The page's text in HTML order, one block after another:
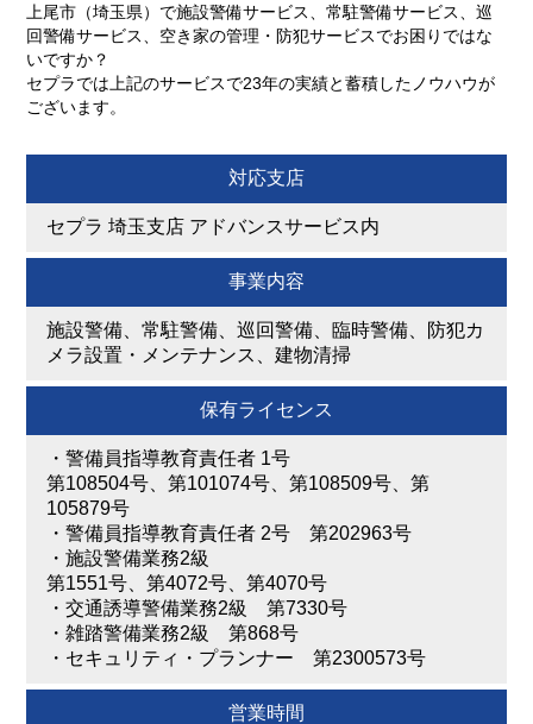
上尾市（埼玉県）で施設警備サービス、常駐警備サービス、巡
回警備サービス、空き家の管理・防犯サービスでお困りではな
いですか？
セプラでは上記のサービスで23年の実績と蓄積したノウハウが
ございます。
対応支店
セプラ 埼玉支店 アドバンスサービス内
事業内容
施設警備、常駐警備、巡回警備、臨時警備、防犯カ
メラ設置・メンテナンス、建物清掃
保有ライセンス
・ 警備員指導教育責任者 1号
第108504号、第101074号、第108509号、第
105879号
・ 警備員指導教育責任者 2号 第202963号
・ 施設警備業務2級
第1551号、第4072号、第4070号
・ 交通誘導警備業務2級 第7330号
・ 雑踏警備業務2級 第868号
・ セキュリティ・プランナー 第2300573号
営業時間